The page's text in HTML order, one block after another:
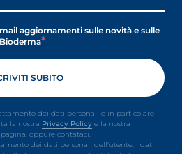
aggiornamenti sulle novità e sulle
dei dati personali e in particolare
la nostra Privacy Policy e la nostra
oppure contataci.
dei dati personali dell’utente. I dati